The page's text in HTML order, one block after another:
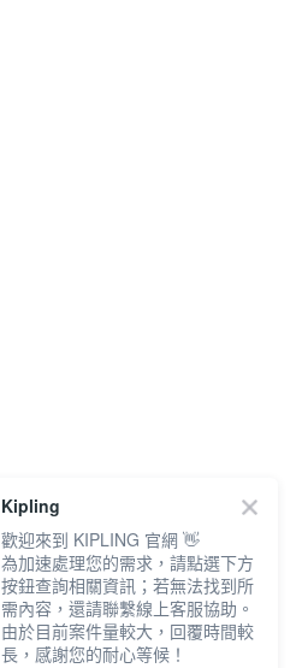
Kipling
歡迎來到 KIPLING 官網 👋
為加速處理您的需求，請點選下方
按鈕查詢相關資訊；若無法找到所
需內容，還請聯繫線上客服協助。
由於目前案件量較大，回覆時間較
長，感謝您的耐心等候！